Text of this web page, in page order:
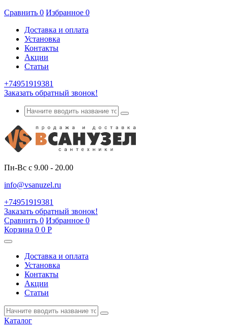
Сравнить 0 Избранное 0
Доставка и оплата
Установка
Контакты
Акции
Статьи
+74951919381
Заказать обратный звонок!
Пн-Вс с 9.00 - 20.00
info@vsanuzel.ru
+74951919381
Заказать обратный звонок!
Сравнить 0 Избранное 0
Корзина 0 0 Р
Доставка и оплата
Установка
Контакты
Акции
Статьи
Каталог